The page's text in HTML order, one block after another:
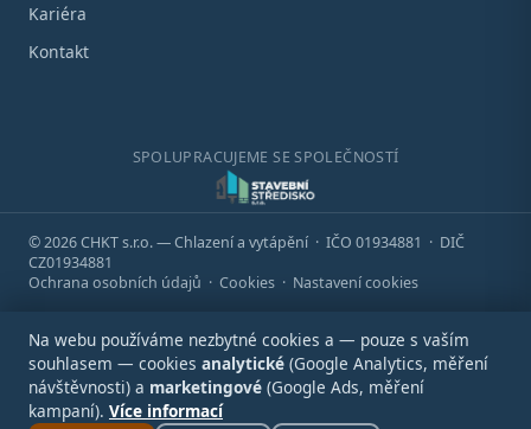
Kariéra
Kontakt
SPOLUPRACUJEME SE SPOLEČNOSTÍ
© 2026 CHKT s.r.o. — Chlazení a vytápění · IČO 01934881 · DIČ
CZ01934881
Ochrana osobních údajů · Cookies · Nastavení cookies
Na webu používáme nezbytné cookies a — pouze s vaším
souhlasem — cookies analytické (Google Analytics, měření
návštěvnosti) a marketingové (Google Ads, měření
kampaní). Více informací